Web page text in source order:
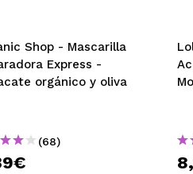
Shop - Mascarilla
Express -
orgánico y oliva
(68)